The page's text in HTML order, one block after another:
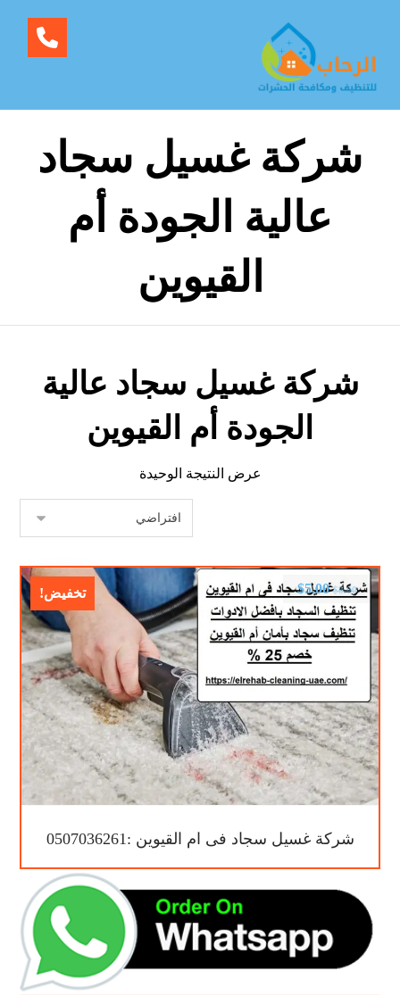
شركة غسيل سجاد
عالية الجودة أم
القيوين
شركة غسيل سجاد عالية
الجودة أم القيوين
عرض النتيجة الوحيدة
تخفيض!
شركة غسيل سجاد فى ام القيوين :0507036261
$8.00
$5.00